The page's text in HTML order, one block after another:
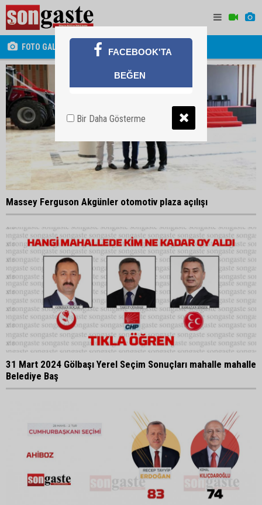
FOTO GALERİ
Massey Ferguson Akgünler otomotiv plaza açılışı
31 Mart 2024 Gölbaşı Yerel Seçim Sonuçları mahalle mahalle
Belediye Baş
FACEBOOK'TA
BEĞEN
Bir Daha Gösterme